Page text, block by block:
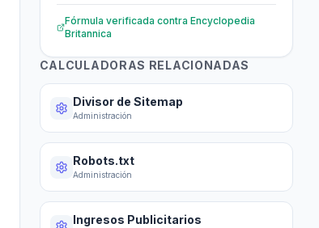
Fórmula verificada contra Encyclopedia
Britannica
CALCULADORAS RELACIONADAS
Divisor de Sitemap
Administración
Robots.txt
Administración
Ingresos Publicitarios